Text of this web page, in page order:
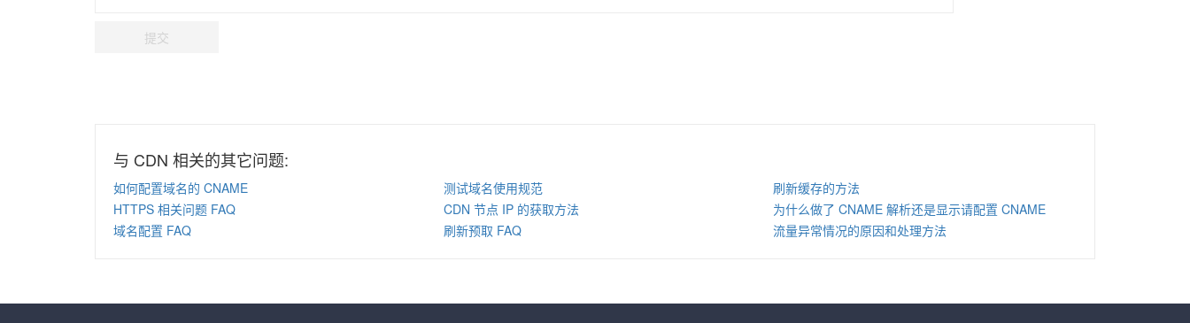
提交
与 CDN 相关的其它问题:
如何配置域名的 CNAME 测试域名使用规范
刷新缓存的方法
HTTPS 相关问题 FAQ
CDN 节点 IP 的获取方法
为什么做了 CNAME 解析还是显示请配置 CNAME
域名配置 FAQ
刷新预取 FAQ 流量异常情况的原因和处理方法